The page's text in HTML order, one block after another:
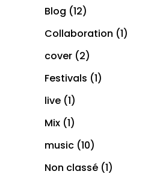
Blog (12)
Collaboration (1)
cover (2)
Festivals (1)
live (1)
Mix (1)
music (10)
Non classé (1)